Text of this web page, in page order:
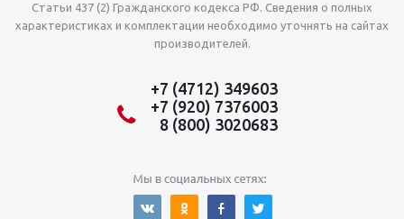
Статьи 437 (2) Гражданского кодекса РФ. Сведения о полных
характеристиках и комплектации необходимо уточнять на сайтах
производителей.
+7 (4712) 349603
+7 (920) 7376003
8 (800) 3020683